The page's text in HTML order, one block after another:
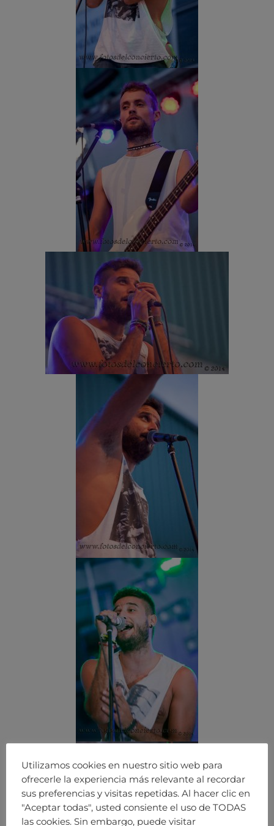
Utilizamos cookies en nuestro sitio web para
ofrecerle la experiencia más relevante al recordar
sus preferencias y visitas repetidas. Al hacer clic en
"Aceptar todas", usted consiente el uso de TODAS
las cookies. Sin embargo, puede visitar